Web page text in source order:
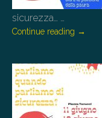
sicurezza… …
Continue reading →